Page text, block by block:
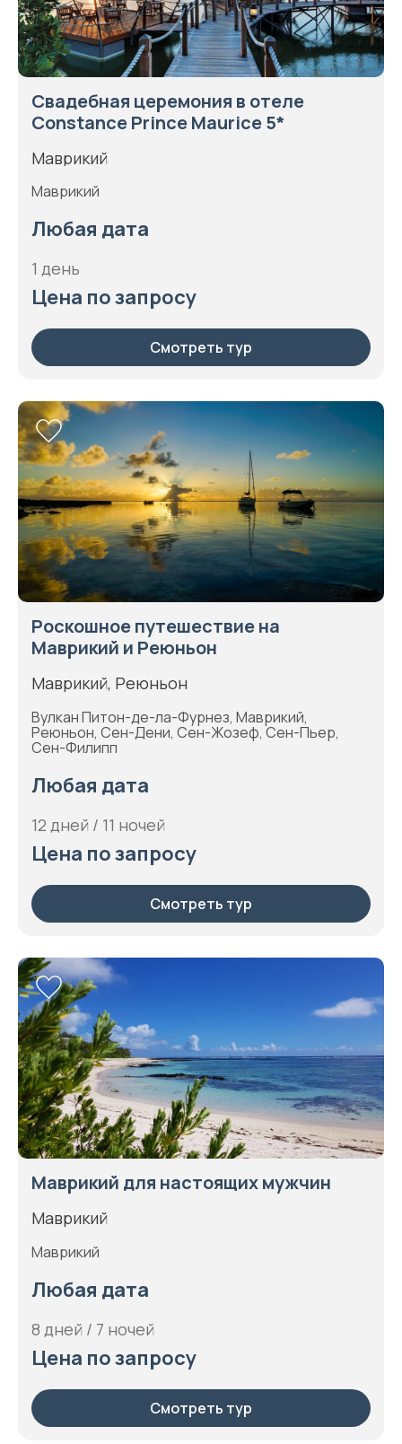
Свадебная церемония в отеле
Constance Prince Maurice 5*
Маврикий
Маврикий
Любая дата
1 день
Цена по запросу
Смотреть тур
Роскошное путешествие на
Маврикий и Реюньон
Маврикий, Реюньон
Вулкан Питон-де-ла-Фурнез, Маврикий,
Реюньон, Сен-Дени, Сен-Жозеф, Сен-Пьер,
Сен-Филипп
Любая дата
12 дней / 11 ночей
Цена по запросу
Смотреть тур
Маврикий для настоящих мужчин
Маврикий
Маврикий
Любая дата
8 дней / 7 ночей
Цена по запросу
Смотреть тур